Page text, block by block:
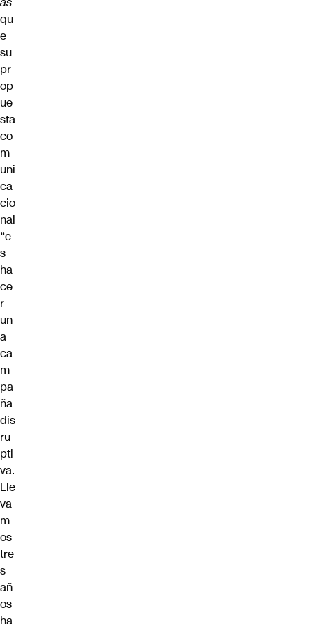
qu
e
su
pr
op
ue
sta
co
m
uni
ca
cio
nal
“e
s
ha
ce
r
un
a
ca
m
pa
ña
dis
ru
pti
va.
Lle
va
m
os
tre
s
añ
os
ha